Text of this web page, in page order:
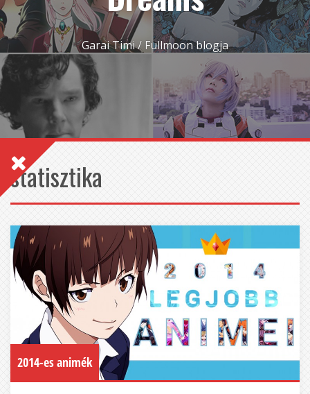
Garai Timi / Fullmoon blogja
statisztika
2014-es animék